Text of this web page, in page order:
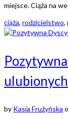
miejsce. Ciąża na
ciąża, rodzicielstwo,
by Kasia Frużyńska